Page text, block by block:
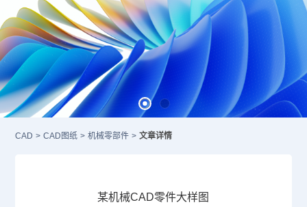
CAD > CAD图纸 > 机械零部件 > 文章详情
某机械CAD零件大样图